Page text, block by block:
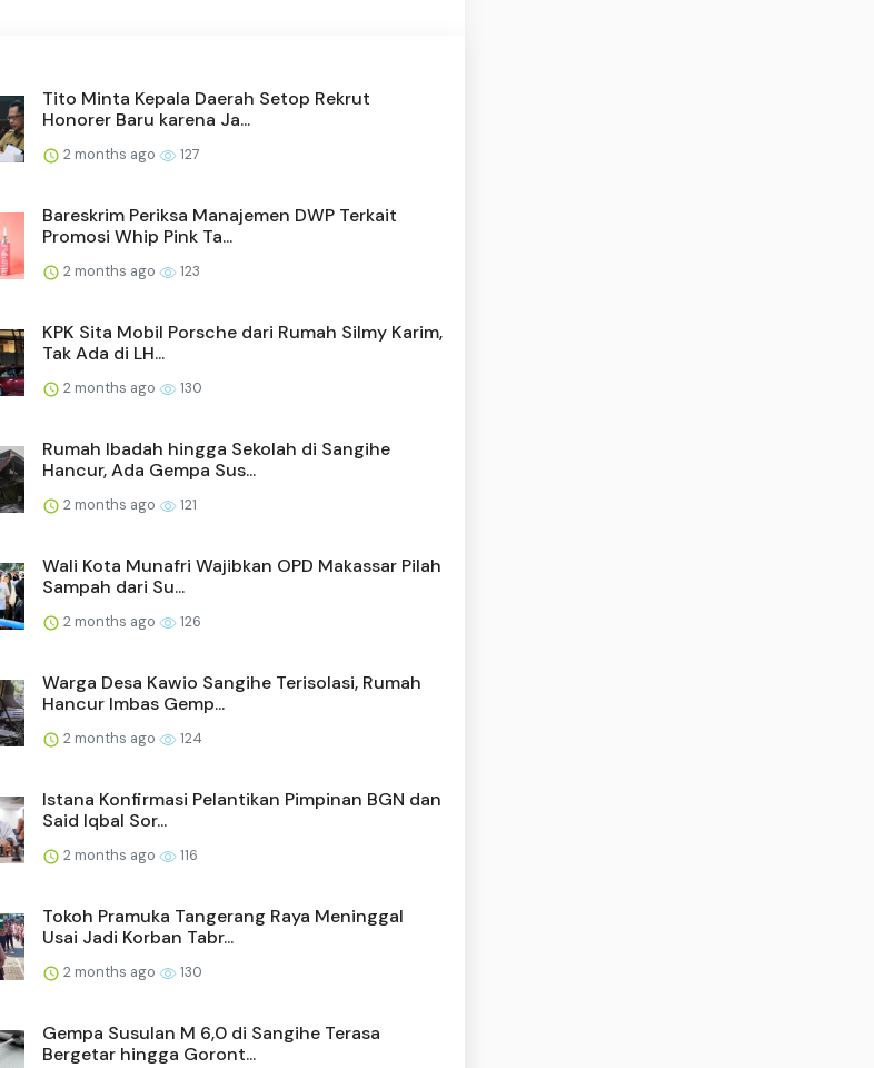
Tito Minta Kepala Daerah Setop Rekrut
Honorer Baru karena Ja...
2 months ago 127
Bareskrim Periksa Manajemen DWP Terkait
Promosi Whip Pink Ta...
2 months ago 123
KPK Sita Mobil Porsche dari Rumah Silmy Karim,
Tak Ada di LH...
2 months ago 130
Rumah Ibadah hingga Sekolah di Sangihe
Hancur, Ada Gempa Sus...
2 months ago 121
Wali Kota Munafri Wajibkan OPD Makassar Pilah
Sampah dari Su...
2 months ago 126
Warga Desa Kawio Sangihe Terisolasi, Rumah
Hancur Imbas Gemp...
2 months ago 124
Istana Konfirmasi Pelantikan Pimpinan BGN dan
Said Iqbal Sor...
2 months ago 116
Tokoh Pramuka Tangerang Raya Meninggal
Usai Jadi Korban Tabr...
2 months ago 130
Gempa Susulan M 6,0 di Sangihe Terasa
Bergetar hingga Goront...